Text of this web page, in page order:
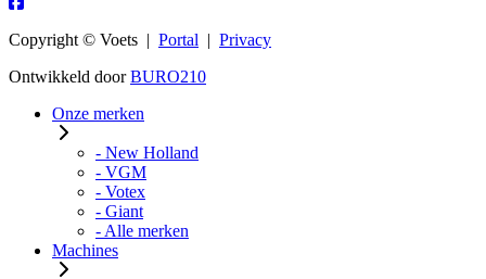
Copyright © Voets | Portal | Privacy
Ontwikkeld doorBURO210
Onze merken
- New Holland
- VGM
- Votex
- Giant
- Alle merken
Machines